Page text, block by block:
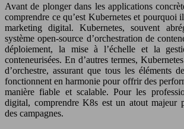
Avant de plonger dans les applications
comprendre ce qu’est Kubernetes et pourquoi
marketing digital. Kubernetes, souvent
système open-source d’orchestration de
déploiement, la mise à l’échelle et la
conteneurisées. En d’autres termes,
d’orchestre, assurant que tous les éléments
fonctionnent en harmonie pour offrir des
manière fiable et scalable. Pour les
digital, comprendre K8s est un atout majeur
des campagnes.